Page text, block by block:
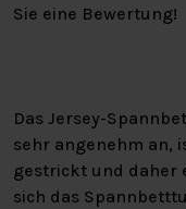
Sie eine Bewertung!
Das Jersey-
sehr angenehm an,
gestrickt und daher
sich das